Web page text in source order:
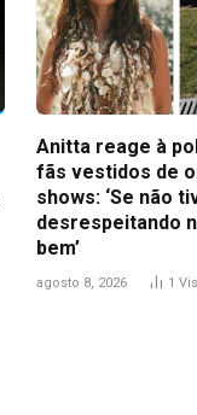
Anitta reage à
fãs vestidos de
shows: ‘Se não
desrespeitando
bem’
agosto 8, 2026 1